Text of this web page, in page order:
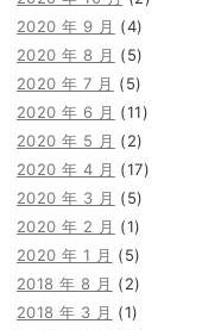
2020 年 9 月 (4)
2020 年 8 月 (5)
2020 年 7 月 (5)
2020 年 6 月 (11)
2020 年 5 月 (2)
2020 年 4 月 (17)
2020 年 3 月 (5)
2020 年 2 月 (1)
2020 年 1 月 (5)
2018 年 8 月 (2)
2018 年 3 月 (1)